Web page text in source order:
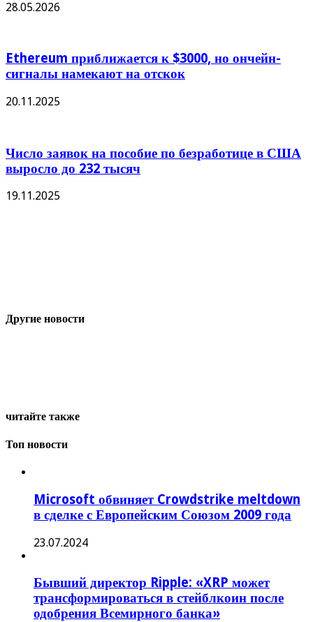
28.05.2026
Ethereum приближается к $3000, но ончейн-
сигналы намекают на отскок
20.11.2025
Число заявок на пособие по безработице в США
выросло до 232 тысяч
19.11.2025
Другие новости
читайте также
Топ новости
Microsoft обвиняет Crowdstrike meltdown
в сделке с Европейским Союзом 2009 года
23.07.2024
Бывший директор Ripple: «XRP может
трансформироваться в стейблкоин после
одобрения Всемирного банка»